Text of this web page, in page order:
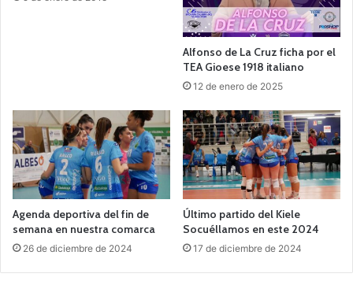
Alfonso de La Cruz ficha por el
TEA Gioese 1918 italiano
12 de enero de 2025
Agenda deportiva del fin de
semana en nuestra comarca
26 de diciembre de 2024
Último partido del Kiele
Socuéllamos en este 2024
17 de diciembre de 2024